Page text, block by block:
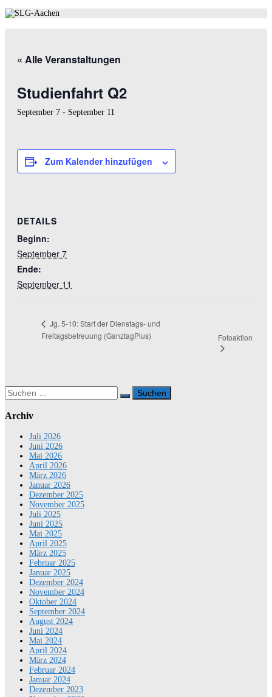
« Alle Veranstaltungen
Studienfahrt Q2
September 7 - September 11
Zum Kalender hinzufügen
DETAILS
Beginn:
September 7
Ende:
September 11
Jg. 5-10: Start der Dienstags- und
Freitagsbetreuung (GanztagPlus)
Fotoaktion
Suchen
nach:
Archiv
Juli 2026
Juni 2026
Mai 2026
April 2026
März 2026
Januar 2026
Dezember 2025
November 2025
Juli 2025
Juni 2025
Mai 2025
April 2025
März 2025
Februar 2025
Januar 2025
Dezember 2024
November 2024
Oktober 2024
September 2024
August 2024
Juni 2024
Mai 2024
April 2024
März 2024
Februar 2024
Januar 2024
Dezember 2023